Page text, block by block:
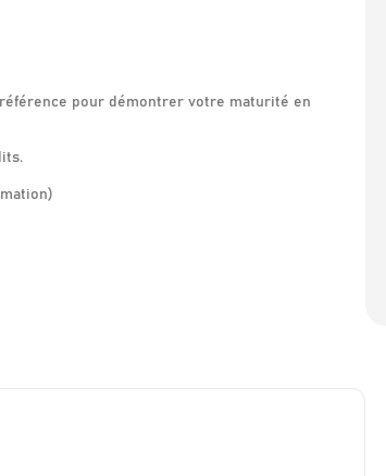
pour démontrer votre maturité en